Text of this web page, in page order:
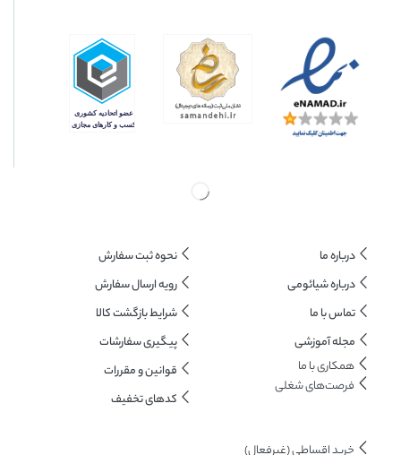
درباره ما
درباره شیائومی
تماس با ما
مجله آموزشی
همکاری با ما​
فرصت‌های شغلی
نحوه ثبت سفارش
رویه ارسال سفارش
شرایط بازگشت کالا
پیگیری سفارشات
قوانین و مقررات
کدهای تخفیف
خرید اقساطی (غیرفعال)